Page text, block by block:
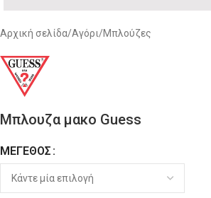
Αρχική σελίδα/Αγόρι/Μπλούζες
Μπλουζα μακο Guess
ΜΈΓΕΘΟΣ
Alternative: